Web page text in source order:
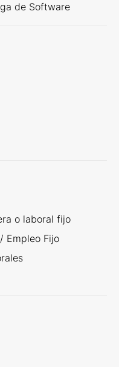
de Software
o laboral fijo
Empleo Fijo